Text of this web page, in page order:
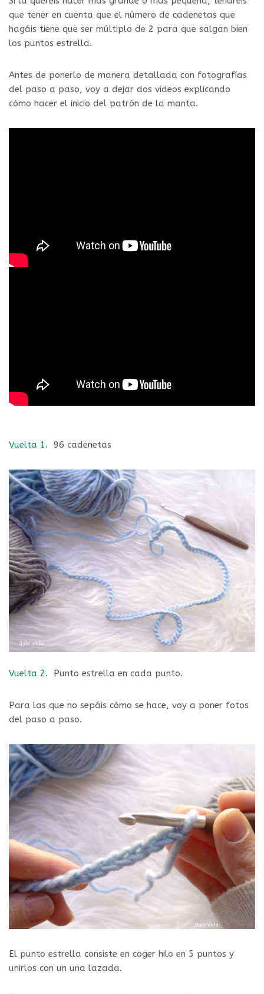
que tener en cuenta que el número de cadenetas que
hagáis tiene que ser múltiplo de 2 para que salgan bien
los puntos estrella.
Antes de ponerlo de manera detallada con fotografías
del paso a paso, voy a dejar dos vídeos explicando
cómo hacer el inicio del patrón de la manta.
Vuelta 1. 96 cadenetas
Vuelta 2. Punto estrella en cada punto.
Para las que no sepáis cómo se hace, voy a poner fotos
del paso a paso.
El punto estrella consiste en coger hilo en 5 puntos y
unirlos con un una lazada.